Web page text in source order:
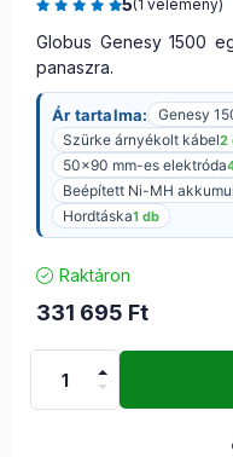
5(1 vélemény)
Globus Genesy 1500
panaszra.
Ár tartalma: Genesy
Szürke árnyékolt kábel2
50×90 mm-es elektróda
Beépített Ni-MH
Hordtáska1 db
Raktáron
331 695 Ft